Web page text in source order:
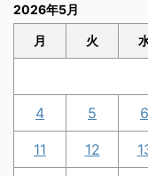
2026年5月
月 火
4 5 6
11 12